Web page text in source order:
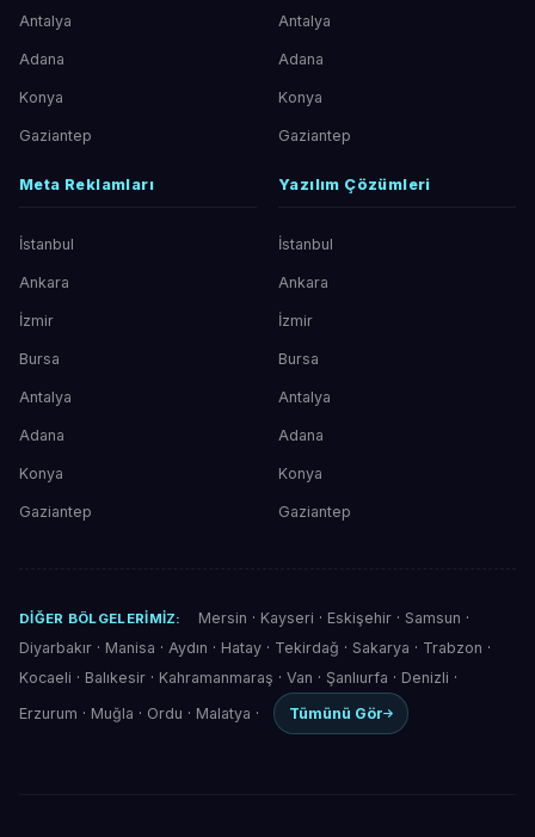
Antalya
Adana
Konya
Gaziantep
Antalya
Adana
Konya
Gaziantep
Meta Reklamları
İstanbul
Ankara
İzmir
Bursa
Antalya
Adana
Konya
Gaziantep
Yazılım Çözümleri
İstanbul
Ankara
İzmir
Bursa
Antalya
Adana
Konya
Gaziantep
DIĞER BÖLGELERIMIZ: Mersin · Kayseri · Eskişehir· Samsun ·
Diyarbakır · Manisa · Aydın · Hatay · Tekirdağ · Sakarya · Trabzon ·
Kocaeli · Balıkesir · Kahramanmaraş · Van · Şanlıurfa · Denizli ·
Erzurum · Muğla · Ordu · Malatya · Tümünü Gör